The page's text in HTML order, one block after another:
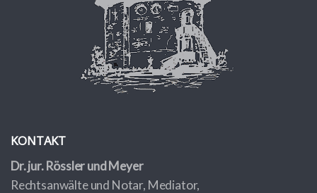
KONTAKT
Dr. jur. Rössler und Meyer
Rechtsanwälte und Notar, Mediator,